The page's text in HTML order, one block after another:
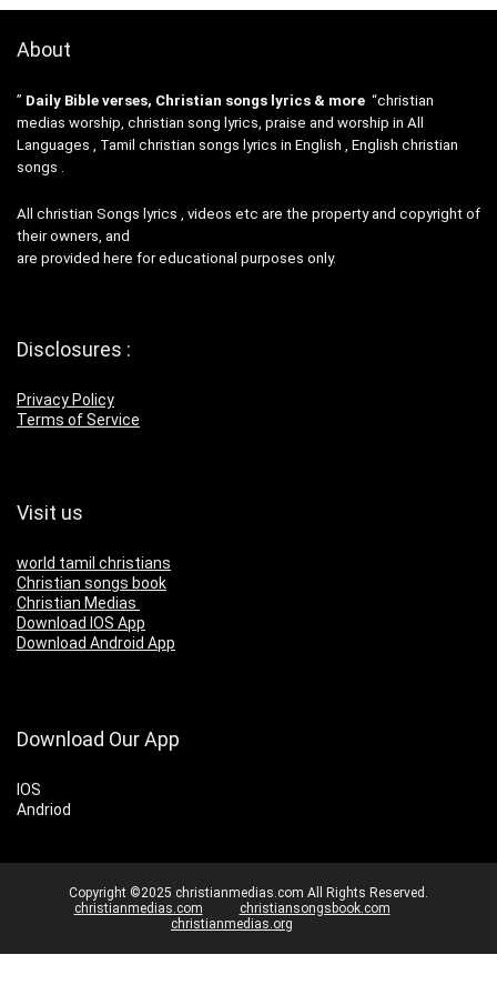
About
” Daily Bible verses, Christian songs lyrics & more “christian
medias worship, christian song lyrics, praise and worship in All
Languages , Tamil christian songs lyrics in English , English christian
songs .
All christian Songs lyrics , videos etc are the property and copyright of
their owners, and
are provided here for educational purposes only.
Disclosures :
Privacy Policy
Terms of Service
Visit us
world tamil christians
Christian songs book
Christian Medias
Download IOS App
Download Android App
Download Our App
IOS
Andriod
Copyright ©2025 christianmedias.com All Rights Reserved.
christianmedias.com
christiansongsbook.com
christianmedias.org